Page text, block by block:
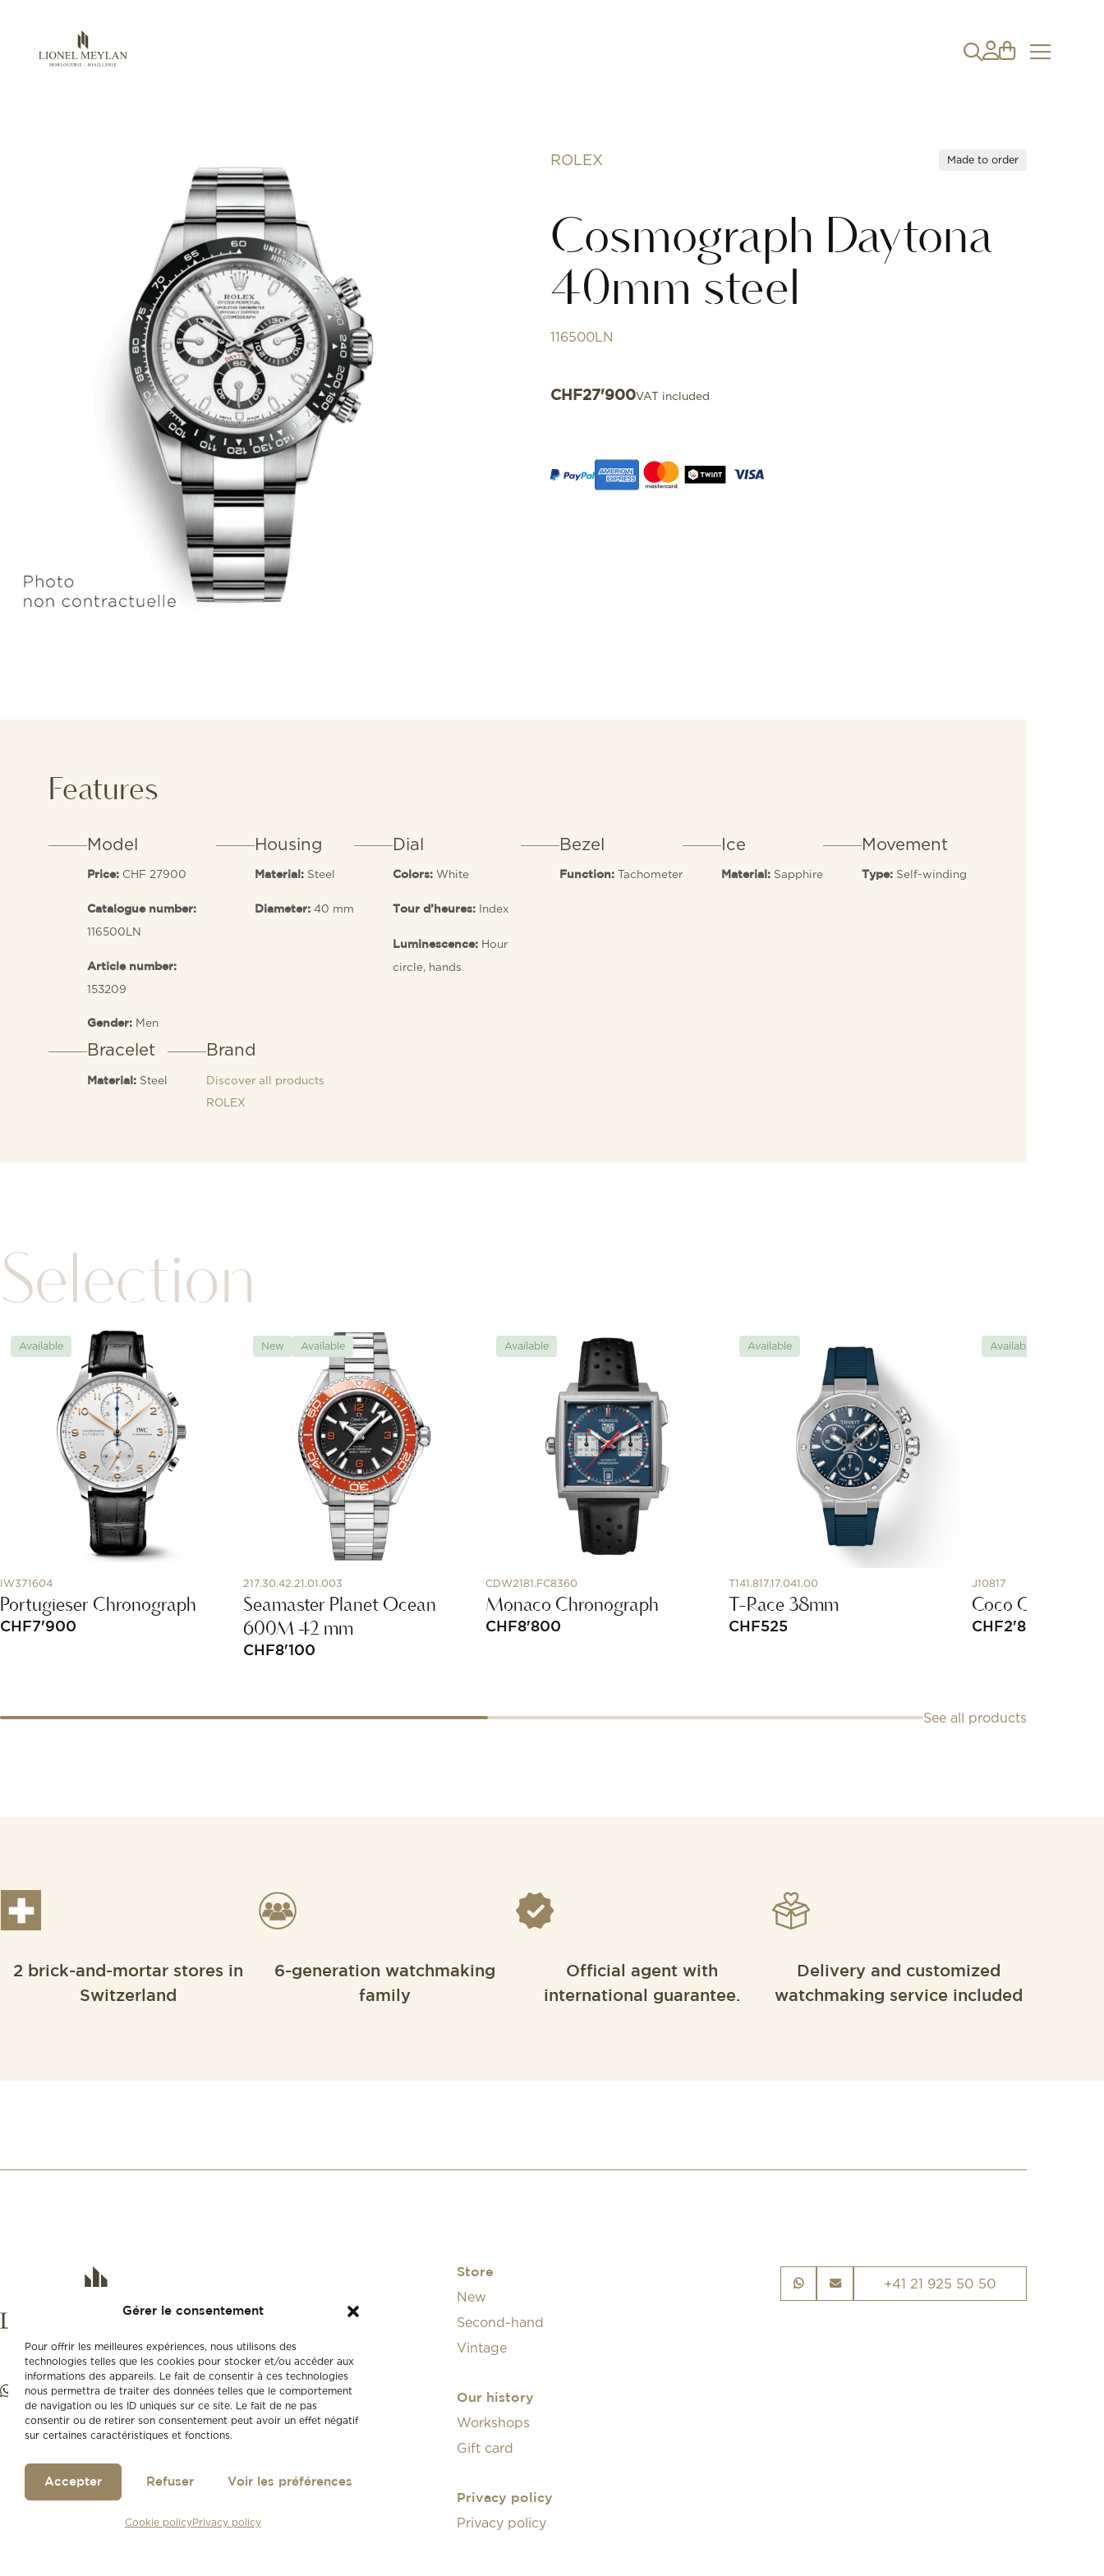
Gérer le consentement
Pour offrir les meilleures expériences, nous utilisons des
technologies telles que les cookies pour stocker et/ou accéder aux
informations des appareils. Le fait de consentir à ces technologies
nous permettra de traiter des données telles que le comportement
de navigation ou les ID uniques sur ce site. Le fait de ne pas
consentir ou de retirer son consentement peut avoir un effet négatif
sur certaines caractéristiques et fonctions.
Accepter Refuser Voir les préférences
Cookie policyPrivacy policy
ROLEX Made to order
Cosmograph Daytona
40mm steel
116500LN
CHF27'900VAT included
Features
Model
Price: CHF 27900
Catalogue number:
116500LN
Article number:
153209
Gender: Men
Housing
Material: Steel
Diameter: 40 mm
Dial
Colors: White
Tour d’heures: Index
Luminescence: Hour
circle, hands
Bezel
Function: Tachometer
Ice
Material: Sapphire
Movement
Type: Self-winding
Bracelet
Material: Steel
Brand
Discover all products
ROLEX
Selection
Available
IW371604
Portugieser Chronograph
CHF7'900
New Available
217.30.42.21.01.003
Seamaster Planet Ocean
600M 42 mm
CHF8'100
Available
CDW2181.FC8360
Monaco Chronograph
CHF8'800
Available
T141.817.17.041.00
T-Race 38mm
CHF525
Available
J10817
Coco Crush Ring
CHF2'800
See all products
2 brick-and-mortar stores in
Switzerland
6-generation watchmaking
family
Official agent with
international guarantee.
Delivery and customized
watchmaking service included
Store
New
Second-hand
Vintage
Our history
Workshops
Gift card
Privacy policy
Privacy policy
+41 21 925 50 50